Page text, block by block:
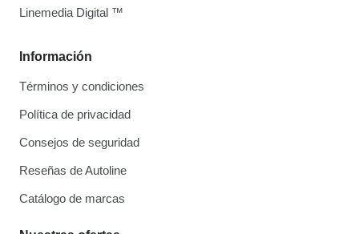
Información
Términos y condiciones
Política de privacidad
Consejos de seguridad
Reseñas de Autoline
Catálogo de marcas
Linemedia Digital ™